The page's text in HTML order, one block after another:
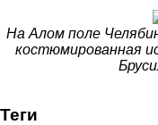
На Алом поле
костюмированная
Теги